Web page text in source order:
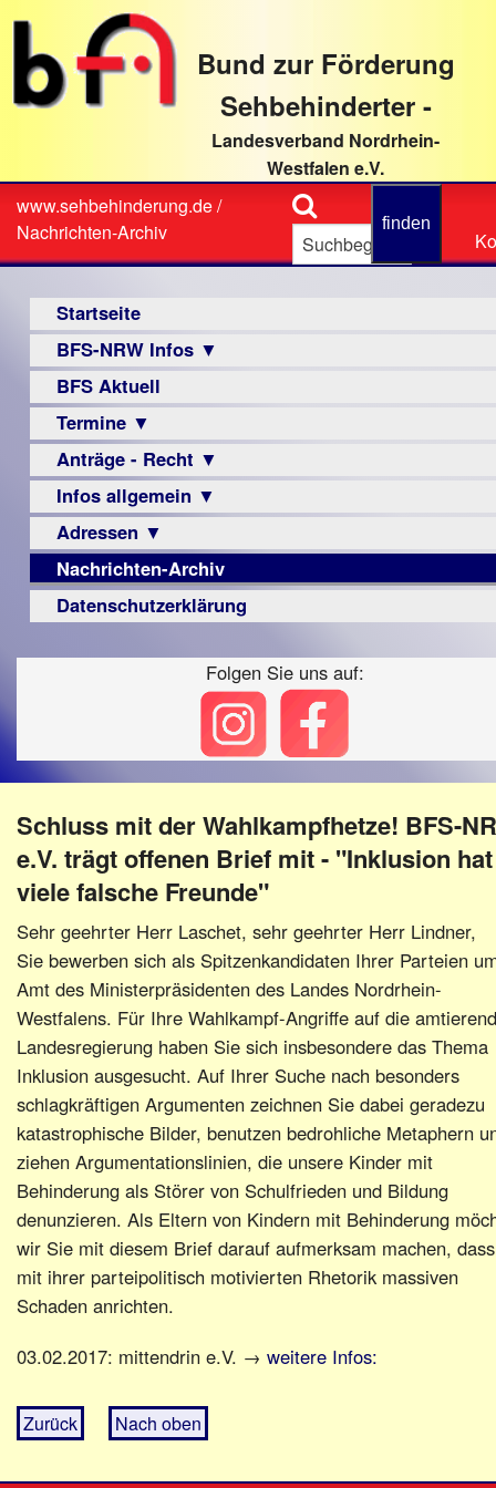
direkt
Textinhalt
Bund zur Förderung
Sehbehinderter -
Landesverband Nordrhein-
Westfalen e.V.
Sie
sind
www.sehbehinderung.de/
Nachrichten-Archiv
Suche
Startseite
BFS-NRW Infos ▼
Über
uns
Infomaterial
▼
Visus
Zeitschrift
LPF-
Broschüre
Mac
Berichte
▼
Archiv
Berichte
Vorstand
Satzung
Fördern/Spenden
e.V.
BFS Aktuell
Termine ▼
Veranstaltungsprogramme
Anträge - Recht ▼
Archiv
Urteile
Infos allgemein ▼
Sehbehinderung
Frühförderung
Schule
–
Hilfsmittel
-
PC
Adressen ▼
Augenoptiker
Berufsbildungswerke
Familienratgeber
Verbände
Nachrichten-Archiv
Datenschutzerklärung
Folgen Sie uns auf:
Schluss mit der Wahlkampfhetze! BFS-
e.V. trägt offenen Brief mit - "Inklusion hat
viele falsche Freunde"
Sehr geehrter Herr Laschet, sehr geehrter Herr Lindner,
Sie bewerben sich als Spitzenkandidaten Ihrer Parteien
Amt des Ministerpräsidenten des Landes Nordrhein-
Westfalens. Für Ihre Wahlkampf-Angriffe auf die
Landesregierung haben Sie sich insbesondere das Thema
Inklusion ausgesucht. Auf Ihrer Suche nach besonders
schlagkräftigen Argumenten zeichnen Sie dabei geradezu
katastrophische Bilder, benutzen bedrohliche Metaphern
ziehen Argumentationslinien, die unsere Kinder mit
Behinderung als Störer von Schulfrieden und Bildung
denunzieren. Als Eltern von Kindern mit Behinderung
wir Sie mit diesem Brief darauf aufmerksam machen,
mit ihrer parteipolitisch motivierten Rhetorik massiven
Schaden anrichten.
03.02.2017: mittendrin e.V. → weitere Infos:
Zurück Nach oben